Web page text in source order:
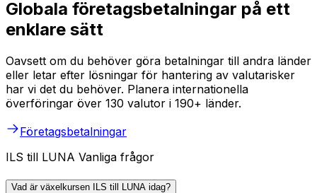
Globala företagsbetalningar på ett
enklare sätt
Oavsett om du behöver göra betalningar till andra länder
eller letar efter lösningar för hantering av valutarisker
har vi det du behöver. Planera internationella
överföringar över 130 valutor i 190+ länder.
Företagsbetalningar
ILS till LUNA Vanliga frågor
Vad är växelkursen ILS till LUNA idag?